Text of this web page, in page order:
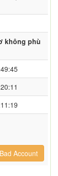
không phù
Account